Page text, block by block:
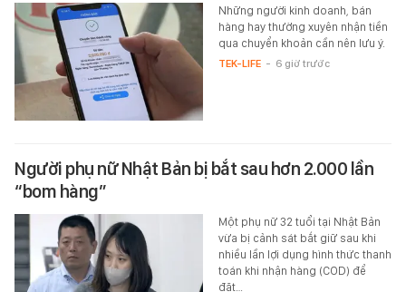
Những người kinh doanh, bán
hàng hay thường xuyên nhận tiền
qua chuyển khoản cần nên lưu ý.
TEK-LIFE - 6 giờ trước
Người phụ nữ Nhật Bản bị bắt sau hơn 2.000 lần
“bom hàng”
Một phụ nữ 32 tuổi tại Nhật Bản
vừa bị cảnh sát bắt giữ sau khi
nhiều lần lợi dụng hình thức thanh
toán khi nhận hàng (COD) để
đặt…